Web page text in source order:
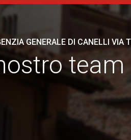
GENERALE DI CANELLI VIA
team